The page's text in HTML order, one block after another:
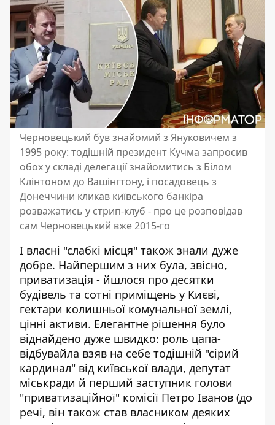
Черновецький був знайомий з Януковичем з
1995 року: тодішній президент Кучма запросив
обох у складі делегації знайомитись з Білом
Клінтоном до Вашінгтону, і посадовець з
Донеччини кликав київського банкіра
розважатись у стрип-клуб - про це розповідав
сам Черновецький вже 2015-го
І власні "слабкі місця" також знали дуже
добре. Найпершим з них була, звісно,
приватизація - йшлося про десятки
будівель та сотні приміщень у Києві,
гектари колишньої комунальної землі,
цінні активи. Елегантне рішення було
віднайдено дуже швидко: роль цапа-
відбувайла взяв на себе тодішній "сірий
кардинал" від київської влади, депутат
міськради й перший заступник голови
"приватизаційної" комісії Петро Іванов (до
речі, він також став власником деяких